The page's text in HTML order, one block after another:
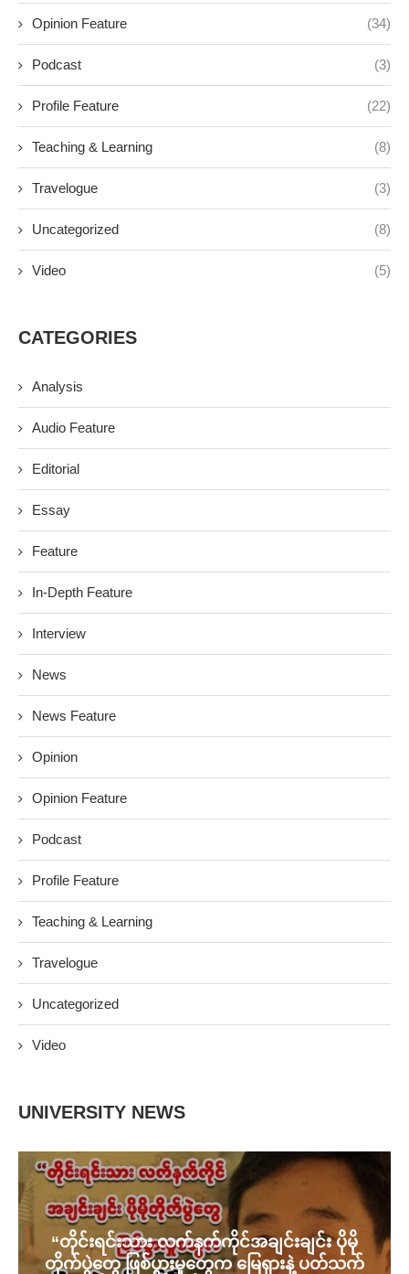
Opinion Feature (34)
Podcast (3)
Profile Feature (22)
Teaching & Learning (8)
Travelogue (3)
Uncategorized (8)
Video (5)
CATEGORIES
Analysis
Audio Feature
Editorial
Essay
Feature
In-Depth Feature
Interview
News
News Feature
Opinion
Opinion Feature
Podcast
Profile Feature
Teaching & Learning
Travelogue
Uncategorized
Video
UNIVERSITY NEWS
“တိုင်းရင်းသား လက်နက်ကိုင်အချင်းချင်း ပိုမို
တိုက်ပွဲတွေ ဖြစ်ပွားမှုတွေက မြေရှားနဲ့ ပတ်သက်